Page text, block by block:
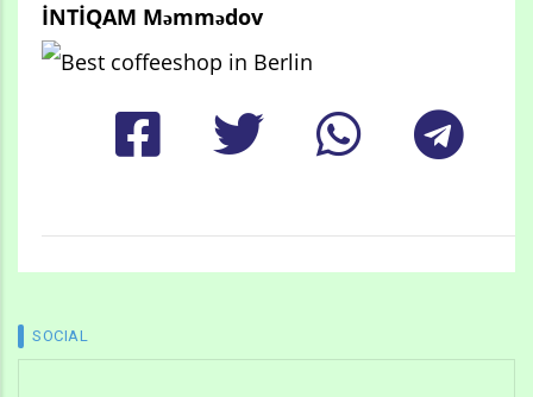
İNTİQAM Məmmədov
SOCIAL